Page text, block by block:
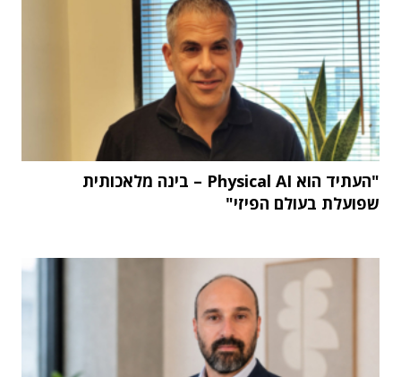
"העתיד הוא Physical AI – בינה מלאכותית
שפועלת בעולם הפיזי"